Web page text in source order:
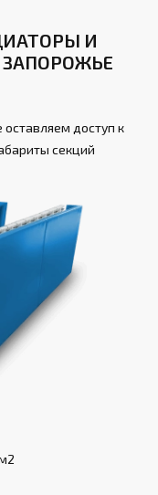
И
доступ к
секций